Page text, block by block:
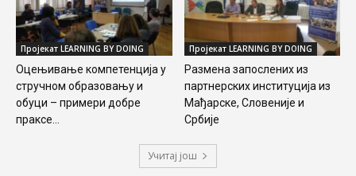
Пројекат LEARNING BY DOING
Оцењивање компетенција у
стручном образовању и
обуци – примери добре
праксе...
Пројекат LEARNING BY DOING
Размена запослених из
партнерских институција из
Maђарске, Словеније и
Србије
Учитај још